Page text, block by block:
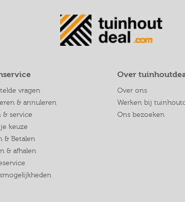
vragen
& annuleren
& service
keuze
& Betalen
& afhalen
Over
Over ons
Werken bij
Ons bezoeken